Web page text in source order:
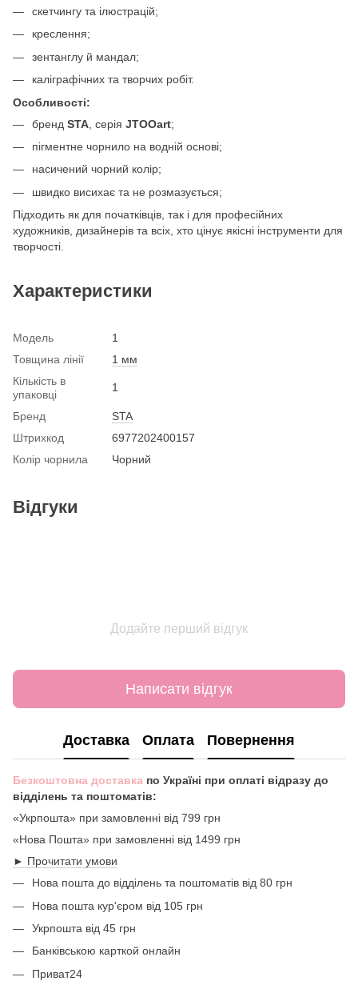
скетчингу та ілюстрацій;
креслення;
зентанглу й мандал;
каліграфічних та творчих робіт.
Особливості:
бренд STA , серія JTOOart;
пігментне чорнило на водній основі;
насичений чорний колір;
швидко висихає та не розмазується;
Підходить як для початківців, так і для професійних
художників, дизайнерів та всіх, хто цінує якісні інструменти для
творчості.
Характеристики
Модель
1
Товщина лінії
1 мм
Кількість в
упаковці
1
Бренд
STA
Штрихкод
6977202400157
Колір чорнила
Чорний
Відгуки
Додайте перший відгук
Написати відгук
Доставка Оплата Повернення
Безкоштовна доставка по Україні при оплаті відразу до
відділень та поштоматів:
«Укрпошта» при замовленні від 799 грн
«Нова Пошта» при замовленні від 1499 грн
► Прочитати умови
Нова пошта до відділень та поштоматів від 80 грн
Нова пошта кур'єром від 105 грн
Укрпошта від 45 грн
Банківською карткой онлайн
Приват24